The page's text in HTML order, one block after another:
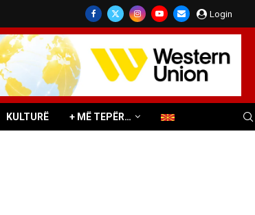
Login
KULTURË + MË TEPËR…